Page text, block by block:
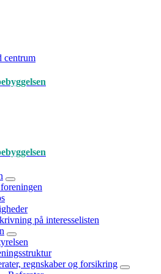
centrum
på interesselisten
regnskaber og forsikring